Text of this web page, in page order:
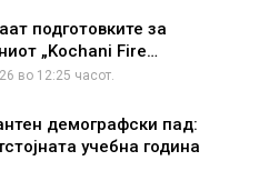
подготовките за
„Kochani Fire…
во 12:25 часот.
демографски пад:
учебна година